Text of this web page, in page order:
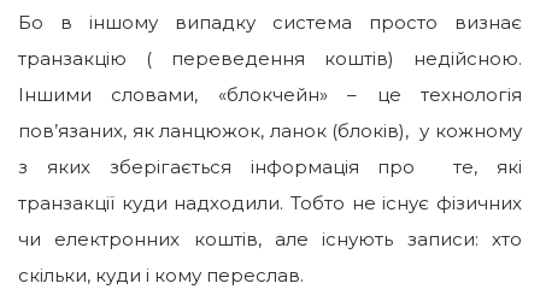
Бо в іншому випадку система просто визнає
транзакцію ( переведення коштів) недійсною.
Іншими словами, «блокчейн» – це технологія
пов’язаних, як ланцюжок, ланок (блоків), у кожному
з яких зберігається інформація про те, які
транзакції куди надходили. Тобто не існує фізичних
чи електронних коштів, але існують записи: хто
скільки, куди і кому переслав.